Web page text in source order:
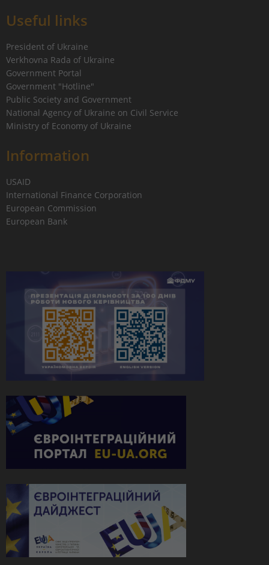
Useful links
President of Ukraine
Verkhovna Rada of Ukraine
Government Portal
Government "Hotline"
Public Society and Government
National Agency of Ukraine on Civil Service
Ministry of Economy of Ukraine
Information
USAID
International Finance Corporation
European Commission
European Bank